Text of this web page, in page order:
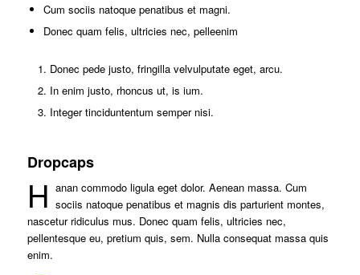
Cum sociis natoque penatibus et magni.
Donec quam felis, ultricies nec, pelleenim
Donec pede justo, fringilla velvulputate eget, arcu.
In enim justo, rhoncus ut, is ium.
Integer tinciduntentum semper nisi.
Dropcaps
H anan commodo ligula eget dolor. Aenean massa. Cum
sociis natoque penatibus et magnis dis parturient montes,
nascetur ridiculus mus. Donec quam felis, ultricies nec,
pellentesque eu, pretium quis, sem. Nulla consequat massa quis
enim.